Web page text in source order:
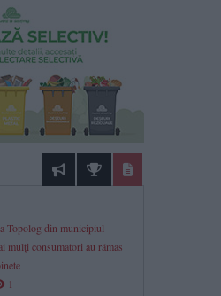
Topolog din municipiul
mulți consumatori au rămas
1